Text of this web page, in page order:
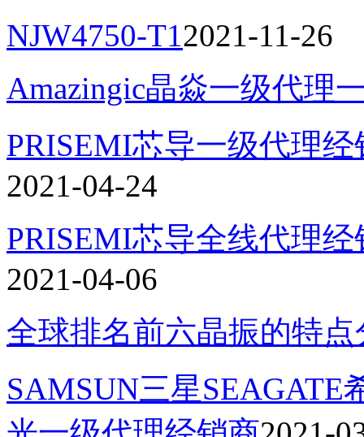
NJW4750-T12021-11-26
Amazingic晶焱一级代理
PRISEMI芯导一级代理
2021-04-24
PRISEMI芯导全线代理
2021-04-06
全球排名前六晶振的特点
SAMSUN三星SEAGATE